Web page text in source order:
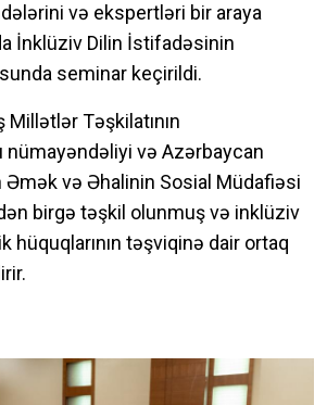
və ekspertləri bir araya
İnklüziv Dilin İstifadəsinin
seminar keçirildi.
Təşkilatının
nümayəndəliyi və Azərbaycan
Əmək və Əhalinin Sosial Müdafiəsi
birgə təşkil olunmuş və inklüziv
hüquqlarının təşviqinə dair ortaq